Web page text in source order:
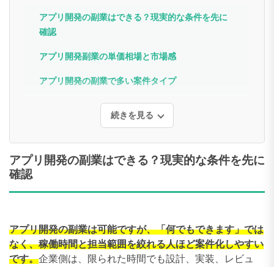
アプリ開発の副業はできる？現実的な条件を先に
確認
アプリ開発副業の単価相場と市場感
アプリ開発の副業で多い案件タイプ
続きを見る
アプリ開発の副業はできる？現実的な条件を先に
確認
アプリ開発の副業は可能ですが、「何でもできます」では
なく、稼働時間と担当範囲を絞れる人ほど案件化しやすい
です。企業側は、限られた時間でも設計、実装、レビュ